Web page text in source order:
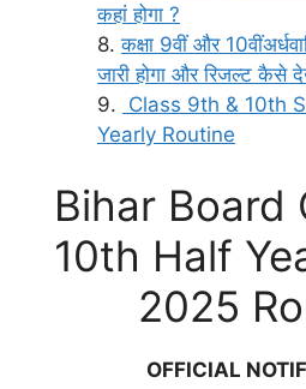
कहां होगा ?
कक्षा 9वीं और
जारी होगा और रिजल्ट
Class 9th & 10th
Yearly Routine
Bihar Board
10th Half
2025
OFFICIAL